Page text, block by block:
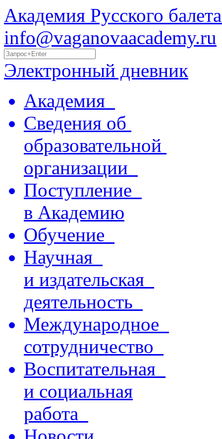
Академия Русского
info@vaganovaacademy.ru
Электронный дневник
Академия
Сведения об
образовательной
организации
Поступление
в Академию
Обучение
Научная
и издательская
деятельность
Международное
сотрудничество
Воспитательная
и социальная
работа